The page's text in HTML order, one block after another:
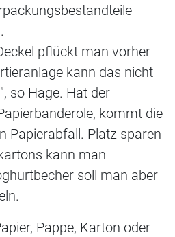
pflückt man vorher
kann das nicht
so Hage. Hat der
kommt die
Papierabfall. Platz sparen
kann man
soll man aber
Pappe, Karton oder